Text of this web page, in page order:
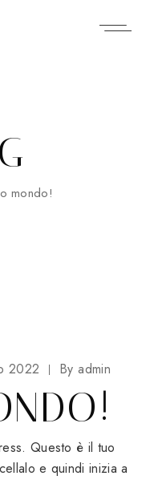
mondo!
2022 By admin
Questo è il tuo
e quindi inizia a